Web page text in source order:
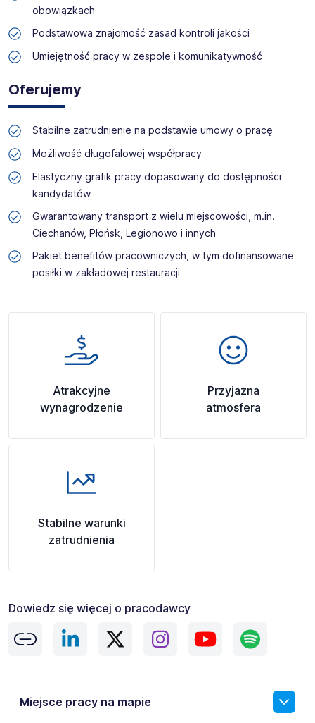
obowiązkach
Podstawowa znajomość zasad kontroli jakości
Umiejętność pracy w zespole i komunikatywność
Oferujemy
Stabilne zatrudnienie na podstawie umowy o pracę
Możliwość długofalowej współpracy
Elastyczny grafik pracy dopasowany do dostępności
kandydatów
Gwarantowany transport z wielu miejscowości, m.in.
Ciechanów, Płońsk, Legionowo i innych
Pakiet benefitów pracowniczych, w tym dofinansowane
posiłki w zakładowej restauracji
Atrakcyjne
wynagrodzenie
Przyjazna
atmosfera
Stabilne warunki
zatrudnienia
Dowiedz się więcej o pracodawcy
Miejsce pracy na mapie